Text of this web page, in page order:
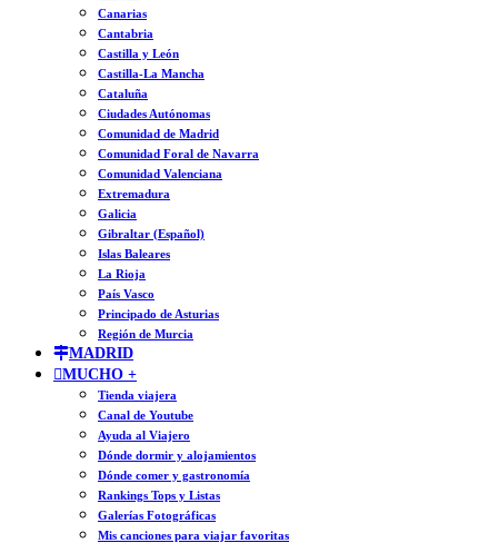
Canarias
Cantabria
Castilla y León
Castilla-La Mancha
Cataluña
Ciudades Autónomas
Comunidad de Madrid
Comunidad Foral de Navarra
Comunidad Valenciana
Extremadura
Galicia
Gibraltar (Español)
Islas Baleares
La Rioja
País Vasco
Principado de Asturias
Región de Murcia
MADRID
MUCHO +
Tienda viajera
Canal de Youtube
Ayuda al Viajero
Dónde dormir y alojamientos
Dónde comer y gastronomía
Rankings Tops y Listas
Galerías Fotográficas
Mis canciones para viajar favoritas